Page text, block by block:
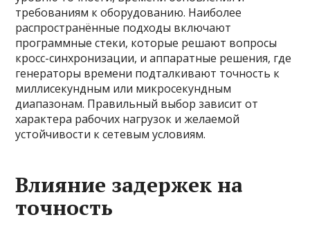
требованиям к оборудованию. Наиболее
распространённые подходы включают
программные стеки, которые решают вопросы
кросс-синхронизации, и аппаратные решения, где
генераторы времени подталкивают точность к
миллисекундным или микросекундным
диапазонам. Правильный выбор зависит от
характера рабочих нагрузок и желаемой
устойчивости к сетевым условиям.
Влияние задержек на
точность